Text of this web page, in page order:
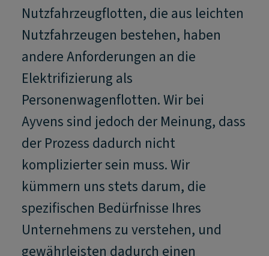
Nutzfahrzeugflotten, die aus leichten
Nutzfahrzeugen bestehen, haben
andere Anforderungen an die
Elektrifizierung als
Personenwagenflotten. Wir bei
Ayvens sind jedoch der Meinung, dass
der Prozess dadurch nicht
komplizierter sein muss. Wir
kümmern uns stets darum, die
spezifischen Bedürfnisse Ihres
Unternehmens zu verstehen, und
gewährleisten dadurch einen